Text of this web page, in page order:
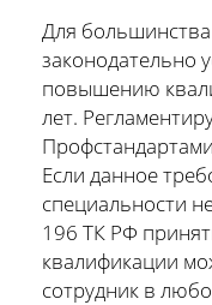
Для
законодательно
повышению
лет.
Если данное
специальности
196 ТК РФ
квалификации
сотрудник в